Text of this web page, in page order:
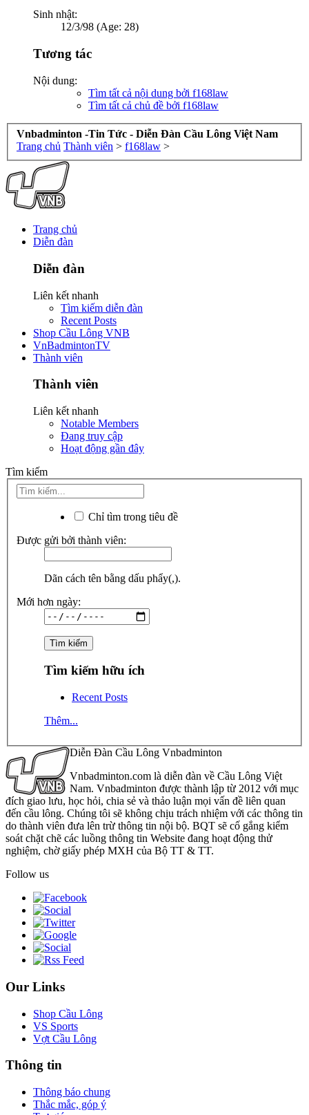
Sinh nhật:
12/3/98 (Age: 28)
Tương tác
Nội dung:
Tìm tất cả nội dung bởi f168law
Tìm tất cả chủ đề bởi f168law
Vnbadminton -Tin Tức - Diễn Đàn Cầu Lông Việt Nam
Trang chủ Thành viên > f168law >
Trang chủ
Diễn đàn
Diễn đàn
Liên kết nhanh
Tìm kiếm diễn đàn
Recent Posts
Shop Cầu Lông VNB
VnBadmintonTV
Thành viên
Thành viên
Liên kết nhanh
Notable Members
Đang truy cập
Hoạt động gần đây
Tìm kiếm
Chỉ tìm trong tiêu đề
Được gửi bởi thành viên:
Dãn cách tên bằng dấu phẩy(,).
Mới hơn ngày:
Tìm kiếm hữu ích
Recent Posts
Thêm...
Diễn Đàn Cầu Lông Vnbadminton
Vnbadminton.com là diễn đàn về Cầu Lông Việt
Nam. Vnbadminton được thành lập từ 2012 với mục
đích giao lưu, học hỏi, chia sẻ và thảo luận mọi vấn đề liên quan
đến cầu lông. Chúng tôi sẽ không chịu trách nhiệm với các thông tin
do thành viên đưa lên trừ thông tin nội bộ. BQT sẽ cố gắng kiểm
soát chặt chẽ các luồng thông tin Website đang hoạt động thử
nghiệm, chờ giấy phép MXH của Bộ TT & TT.
Follow us
Our Links
Shop Cầu Lông
VS Sports
Vợt Cầu Lông
Thông tin
Thông báo chung
Thắc mắc, góp ý